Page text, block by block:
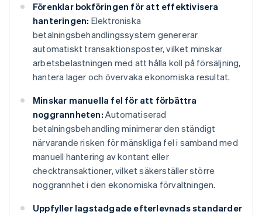
Förenklar bokföringen för att effektivisera
hanteringen: Elektroniska
betalningsbehandlingssystem genererar
automatiskt transaktionsposter, vilket minskar
arbetsbelastningen med att hålla koll på försäljning,
hantera lager och övervaka ekonomiska resultat.
Minskar manuella fel för att förbättra
noggrannheten: Automatiserad
betalningsbehandling minimerar den ständigt
närvarande risken för mänskliga fel i samband med
manuell hantering av kontant eller
checktransaktioner, vilket säkerställer större
noggrannhet i den ekonomiska förvaltningen.
Uppfyller lagstadgade efterlevnads standarder